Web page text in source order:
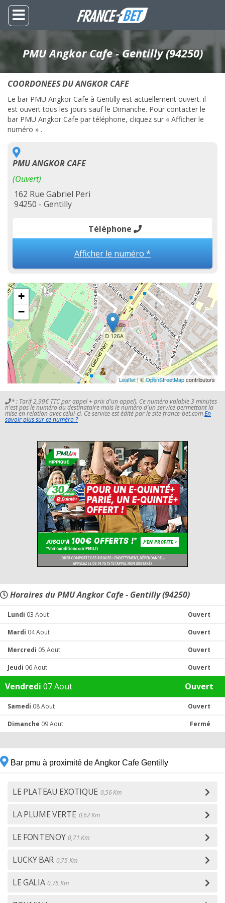
PMU Angkor Cafe - Gentilly (94250)
COORDONEES DU ANGKOR CAFE
Le bar PMU Angkor Cafe à Gentilly est actuellement ouvert. il
est ouvert tous les jours sauf le Dimanche. Pour contacter le
bar PMU Angkor Cafe par téléphone, cliquez sur « Afficher le
numéro » .
PMU ANGKOR CAFE
(Ouvert)
162 Rue Gabriel Peri
94250 - Gentilly
Téléphone
Afficher le numéro *
+
−
Leaflet| ©OpenStreetMapcontributors
* : Tarif 2,99€ TTC par appel + prix d'un appel). Ce numéro valable 3 minutes
n'est pas le numéro du destinataire mais le numéro d'un service permettant la
mise en relation avec celui-ci. Ce service est édité par le site france-bet.comEn
savoir plus sur ce numéro ?
Horaires du PMU Angkor Cafe - Gentilly (94250)
Lundi 03 Aout Ouvert
Mardi 04 Aout Ouvert
Mercredi 05 Aout Ouvert
Jeudi 06 Aout Ouvert
Vendredi 07 Aout Ouvert
Samedi 08 Aout Ouvert
Dimanche 09 Aout Fermé
Bar pmu à proximité de Angkor Cafe Gentilly
LE PLATEAU EXOTIQUE 0,56 Km
LA PLUME VERTE 0,62 Km
LE FONTENOY 0,71 Km
LUCKY BAR 0,75 Km
LE GALIA 0,75 Km